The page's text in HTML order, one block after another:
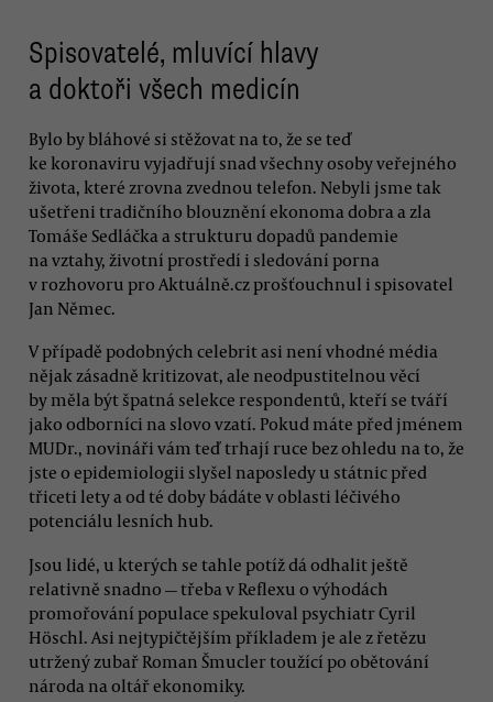
Spisovatelé, mluvící hlavy
a doktoři všech medicín
Bylo by bláhové si stěžovat na to, že se teď
ke koronaviru vyjadřují snad všechny osoby veřejného
života, které zrovna zvednou telefon. Nebyli jsme tak
ušetřeni tradičního blouznění ekonoma dobra a zla
Tomáše Sedláčka a strukturu dopadů pandemie
na vztahy, životní prostředí i sledování porna
v rozhovoru pro Aktuálně.cz prošťouchnul i spisovatel
Jan Němec.
V případě podobných celebrit asi není vhodné média
nějak zásadně kritizovat, ale neodpustitelnou věcí
by měla být špatná selekce respondentů, kteří se tváří
jako odborníci na slovo vzatí. Pokud máte před jménem
MUDr., novináři vám teď trhají ruce bez ohledu na to, že
jste o epidemiologii slyšel naposledy u státnic před
třiceti lety a od té doby bádáte v oblasti léčivého
potenciálu lesních hub.
Jsou lidé, u kterých se tahle potíž dá odhalit ještě
relativně snadno — třeba v Reflexu o výhodách
promořování populace spekuloval psychiatr Cyril
Höschl. Asi nejtypičtějším příkladem je ale z řetězu
utržený zubař Roman Šmucler toužící po obětování
národa na oltář ekonomiky.